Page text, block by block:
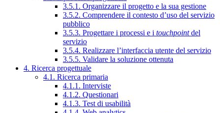
3.5.1. Organizzare il progetto e la sua gestione
3.5.2. Comprendere il contesto d’uso del servizio
pubblico
3.5.3. Progettare i processi e i touchpointdel
servizio
3.5.4. Realizzare l’interfaccia utente del servizio
3.5.5. Validare la soluzione ottenuta
4. Ricerca progettuale
4.1. Ricerca primaria
4.1.1. Interviste
4.1.2. Questionari
4.1.3. Test di usabilità